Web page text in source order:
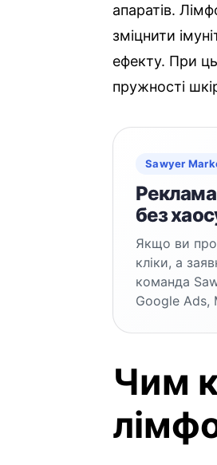
апаратів.
зміцнити
ефекту. При
пружності
Sawyer
Реклама
без
Якщо ви
кліки, а
команда
Google Ads,
Чим